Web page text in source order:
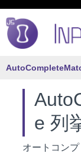
e 列
オートコン